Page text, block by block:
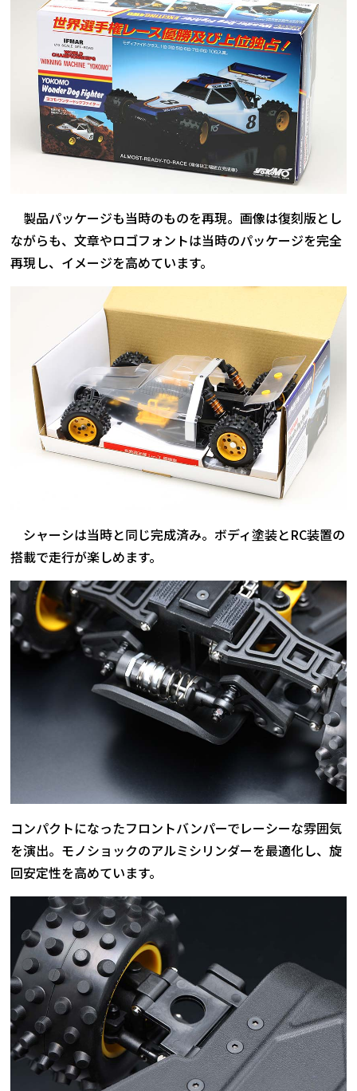
製品パッケージも当時のものを再現。画像は復刻版とし
ながらも、文章やロゴフォントは当時のパッケージを完全
再現し、イメージを高めています。
シャーシは当時と同じ完成済み。ボディ塗装とRC装置の
搭載で走行が楽しめます。
コンパクトになったフロントバンパーでレーシーな雰囲気
を演出。モノショックのアルミシリンダーを最適化し、旋
回安定性を高めています。